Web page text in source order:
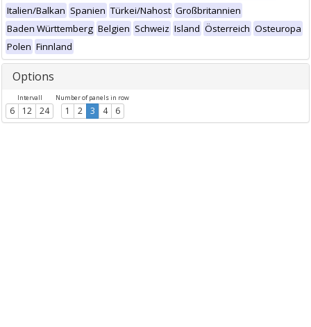
Italien/Balkan Spanien Türkei/Nahost Großbritannien
Baden Württemberg Belgien Schweiz Island Österreich Osteuropa
Polen Finnland
Options
Intervall
6 12 24
Number of panels in row
1 2 3 4 6